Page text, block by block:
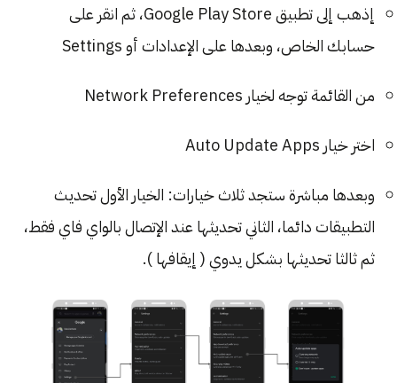
إذهب إلى تطبيق Google Play Store، ثم انقر على
حسابك الخاص، وبعدها على الإعدادات أو Settings
من القائمة توجه لخيار Network Preferences
اختر خيار Auto Update Apps
وبعدها مباشرة ستجد ثلاث خيارات: الخيار الأول تحديث
التطبيقات دائما، الثاني تحديثها عند الإتصال بالواي فاي فقط،
ثم ثالثا تحديثها بشكل يدوي ( إيقافها ).